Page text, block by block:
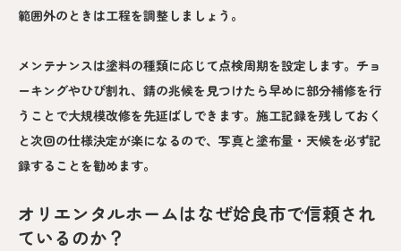
範囲外のときは工程を調整しましょう。
メンテナンスは塗料の種類に応じて点検周期を設定します。チョ
ーキングやひび割れ、錆の兆候を見つけたら早めに部分補修を行
うことで大規模改修を先延ばしできます。施工記録を残しておく
と次回の仕様決定が楽になるので、写真と塗布量・天候を必ず記
録することを勧めます。
オリエンタルホームはなぜ姶良市で信頼され
ているのか？